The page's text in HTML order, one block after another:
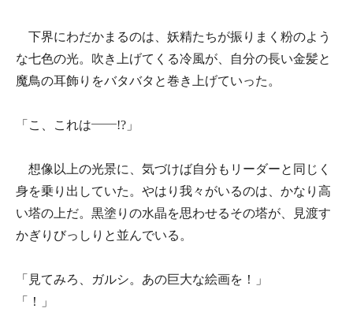
下界にわだかまるのは、妖精たちが振りまく粉のよう
な七色の光。吹き上げてくる冷風が、自分の長い金髪と
魔鳥の耳飾りをバタバタと巻き上げていった。
「こ、これは――!?」
想像以上の光景に、気づけば自分もリーダーと同じく
身を乗り出していた。やはり我々がいるのは、かなり高
い塔の上だ。黒塗りの水晶を思わせるその塔が、見渡す
かぎりびっしりと並んでいる。
「見てみろ、ガルシ。あの巨大な絵画を！」
「！」